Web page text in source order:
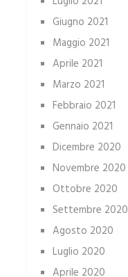
Giugno 2021
Maggio 2021
Aprile 2021
Marzo 2021
Febbraio 2021
Gennaio 2021
Dicembre 2020
Novembre 2020
Ottobre 2020
Settembre 2020
Agosto 2020
Luglio 2020
Aprile 2020